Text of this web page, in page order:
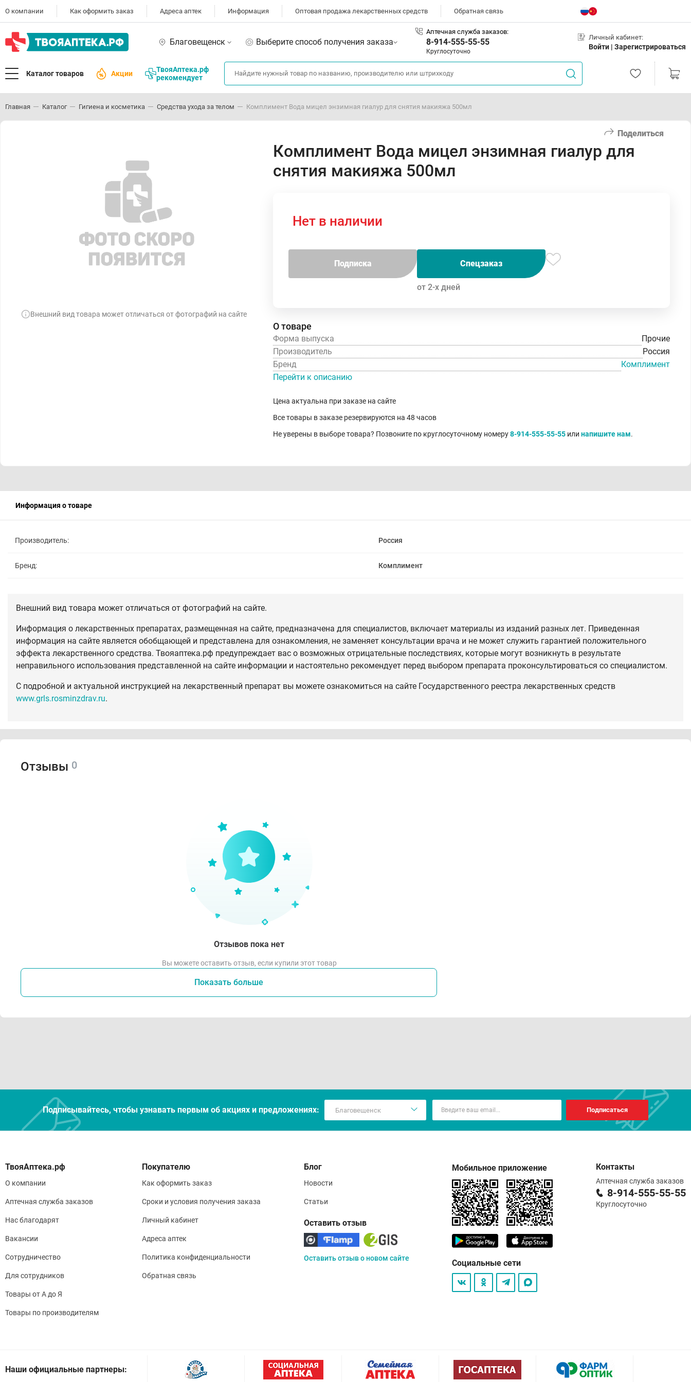
О компании Как оформить заказ Адреса аптек Информация Оптовая продажа лекарственных средств Обратная связь
Благовещенск Выберите способ получения заказа
Аптечная служба заказов:
8-914-555-55-55
Круглосуточно
Личный кабинет:
Войти | Зарегистрироваться
Каталог товаров Акции
ТвояАптека.рф
рекомендует
Главная Каталог Гигиена и косметика Средства ухода за телом Комплимент Вода мицел энзимная гиалур для снятия макияжа 500мл
Поделиться
Внешний вид товара может отличаться от фотографий на сайте
Комплимент Вода мицел энзимная гиалур для
снятия макияжа 500мл
Нет в наличии
Подписка Спецзаказ
от 2-х дней
О товаре
Форма выпуска
Прочие
Производитель
Россия
Бренд
Комплимент
Перейти к описанию
Цена актуальна при заказе на сайте
Все товары в заказе резервируются на 48 часов
Не уверены в выборе товара? Позвоните по круглосуточному номеру8-914-555-55-55 или напишите нам.
Информация о товаре
Производитель: Россия
Бренд: Комплимент
Внешний вид товара может отличаться от фотографий на сайте.
Информация о лекарственных препаратах, размещенная на сайте, предназначена для специалистов, включает материалы из изданий разных лет. Приведенная
информация на сайте является обобщающей и представлена для ознакомления, не заменяет консультации врача и не может служить гарантией положительного
эффекта лекарственного средства. Твояаптека.рф предупреждает вас о возможных отрицательные последствиях, которые могут возникнуть в результате
неправильного использования представленной на сайте информации и настоятельно рекомендует перед выбором препарата проконсультироваться со специалистом.
С подробной и актуальной инструкцией на лекарственный препарат вы можете ознакомиться на сайте Государственного реестра лекарственных средств
www.grls.rosminzdrav.ru.
Отзывы 0
Отзывов пока нет
Вы можете оставить отзыв, если купили этот товар
Показать больше
Подписывайтесь, чтобы узнавать первым об акцияx и предложениях: Подписаться
О компании
Аптечная служба заказов
Нас благодарят
Вакансии
Сотрудничество
Для сотрудников
Товары от А до Я
Товары по производителям
Покупателю
Как оформить заказ
Сроки и условия получения заказа
Личный кабинет
Адреса аптек
Политика конфиденциальности
Обратная связь
Блог
Новости
Статьи
Оставить отзыв
Оставить отзыв о новом сайте
Мобильное приложение
Социальные сети
Контакты
Аптечная служба заказов
8-914-555-55-55
Круглосуточно
Наши официальные партнеры: